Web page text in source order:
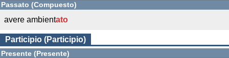
Passato (Compuesto)
avere ambientato
Participio (Participio)
Presente (Presente)